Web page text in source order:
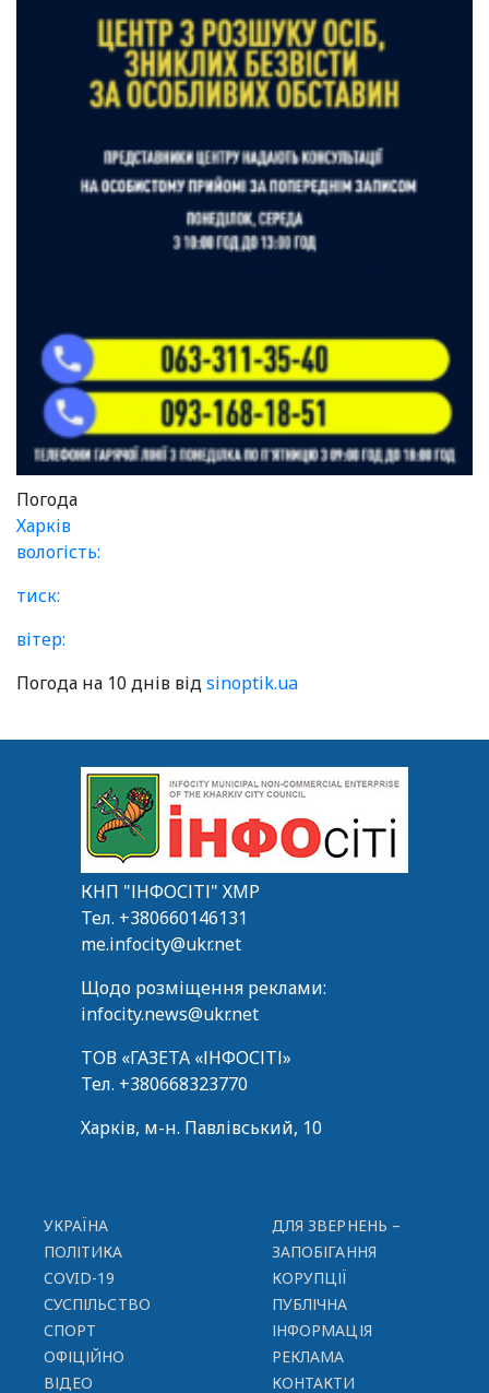
Погода
Харків
вологість:
тиск:
вітер:
Погода на 10 днів відsinoptik.ua
КНП "ІНФОСІТІ" ХМР
Тел. +380660146131
me.infocity@ukr.net
Щодо розміщення реклами:
infocity.news@ukr.net
ТОВ «ГАЗЕТА «ІНФОСІТІ»
Тел. +380668323770
Харків, м-н. Павлівський, 10
УКРАЇНА
ПОЛІТИКА
COVID-19
СУСПІЛЬСТВО
СПОРТ
ОФІЦІЙНО
ВІДЕО
ДЛЯ ЗВЕРНЕНЬ –
ЗАПОБІГАННЯ
КОРУПЦІЇ
ПУБЛІЧНА
ІНФОРМАЦІЯ
РЕКЛАМА
КОНТАКТИ